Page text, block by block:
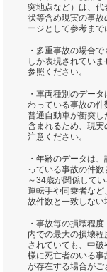
突地点など）は、
状等含め現実の事故
ージとして参考まで
・多重事故の場合
しか表現されてい
参照ください。
・車両種別のデー
わっている事故の
普通自動車が衝突
含まれるため、現
注意ください。
・年齢のデータは
っている事故の件
～34歳が関係して
運転手や同乗者な
故件数と一致しない
・事故毎の損壊程
内での最大の損壊
されていても、中
様に死亡者のいる
が存在する場合がご